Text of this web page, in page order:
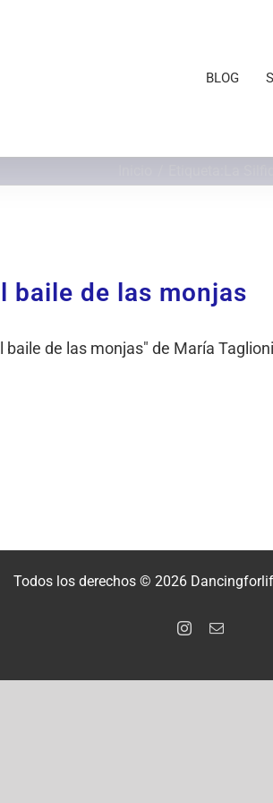
BLOG
baile de las monjas
baile de las monjas" de María
Todos los derechos © 2026
InstagramCorreo